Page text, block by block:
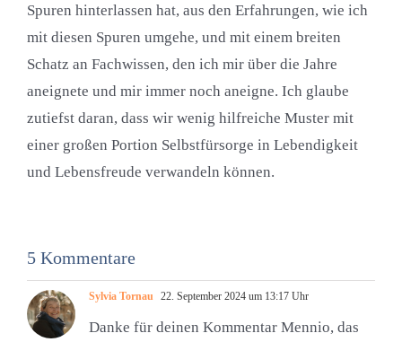
Spuren hinterlassen hat, aus den Erfahrungen, wie ich
mit diesen Spuren umgehe, und mit einem breiten
Schatz an Fachwissen, den ich mir über die Jahre
aneignete und mir immer noch aneigne. Ich glaube
zutiefst daran, dass wir wenig hilfreiche Muster mit
einer großen Portion Selbstfürsorge in Lebendigkeit
und Lebensfreude verwandeln können.
5 Kommentare
Sylvia Tornau 22. September 2024 um 13:17 Uhr
Danke für deinen Kommentar Mennio, das